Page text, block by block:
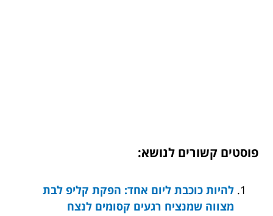
פוסטים קשורים לנושא:
להיות כוכבת ליום אחד: הפקת קליפ לבת
מצווה שמנציח רגעים קסומים לנצח